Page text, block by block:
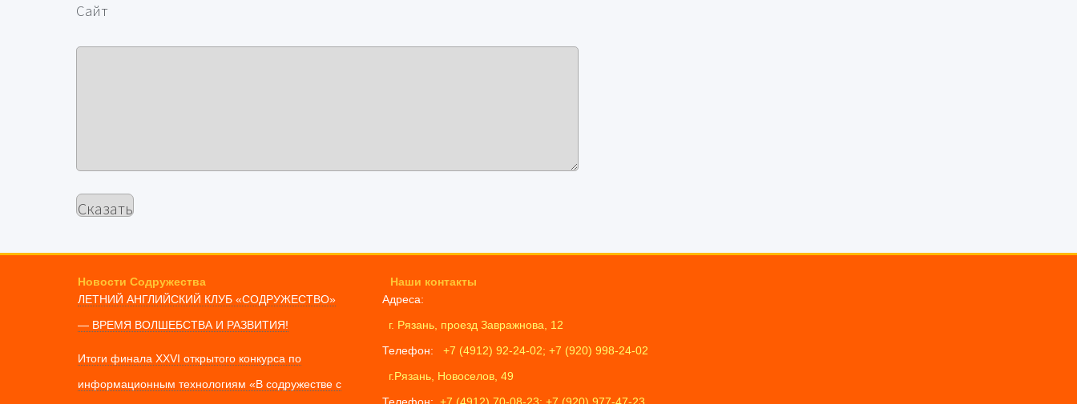
Сайт
Новости Содружества
ЛЕТНИЙ АНГЛИЙСКИЙ КЛУБ «СОДРУЖЕСТВО»
— ВРЕМЯ ВОЛШЕБСТВА И РАЗВИТИЯ!
Итоги финала XXVI открытого конкурса по
информационным технологиям «В содружестве с
Наши контакты
Адреса:
г. Рязань, проезд Завражнова, 12
Телефон:
+7 (4912) 92-24-02; +7 (920) 998-24-02
г.Рязань, Новоселов, 49